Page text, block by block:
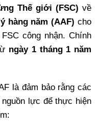
Thế giới (FSC) về
hàng năm (AAF) cho
công nhận. Chính
ngày 1 tháng 1 năm
là đảm bảo rằng các
lực để thực hiện